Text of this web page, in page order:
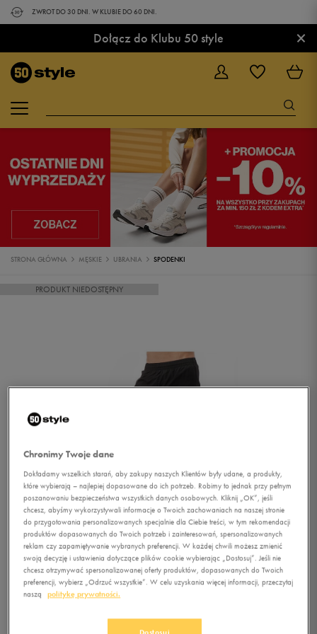
ZWROT DO 30 DNI. W KLUBIE DO 60 DNI.
Dołącz do Klubu 50 style ×
STRONA GŁÓWNA MĘSKIE UBRANIA SPODENKI
PRODUKT NIEDOSTĘPNY
1/3
Chronimy Twoje dane
Dokładamy wszelkich starań, aby zakupy naszych Klientów były udane, a produkty,
które wybierają – najlepiej dopasowane do ich potrzeb. Robimy to jednak przy pełnym
poszanowaniu bezpieczeństwa wszystkich danych osobowych. Kliknij „OK”, jeśli
chcesz, abyśmy wykorzystywali informacje o Twoich zachowaniach na naszej stronie
do przygotowania personalizowanych specjalnie dla Ciebie treści, w tym rekomendacji
produktów dopasowanych do Twoich potrzeb i zainteresowań, spersonalizowanych
reklam czy zapamiętywanie wybranych preferencji. W każdej chwili możesz zmienić
swoją decyzję i ustawienia dotyczące plików cookie wybierając „Dostosuj”. Jeśli nie
chcesz otrzymywać spersonalizowanej oferty produktów, dopasowanych do Twoich
preferencji, wybierz „Odrzuć wszystkie”. W celu uzyskania więcej informacji, przeczytaj
naszą
politykę prywatności.